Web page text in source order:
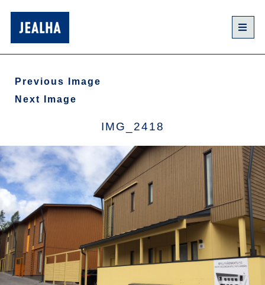
Previous Image
Next Image
IMG_2418